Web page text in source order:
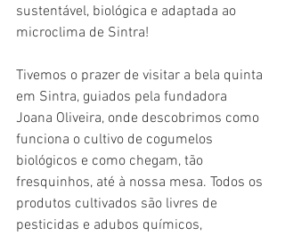
sustentável, biológica e adaptada ao
microclima de Sintra!
Tivemos o prazer de visitar a bela quinta
em Sintra, guiados pela fundadora
Joana Oliveira, onde descobrimos como
funciona o cultivo de cogumelos
biológicos e como chegam, tão
fresquinhos, até à nossa mesa. Todos os
produtos cultivados são livres de
pesticidas e adubos químicos,